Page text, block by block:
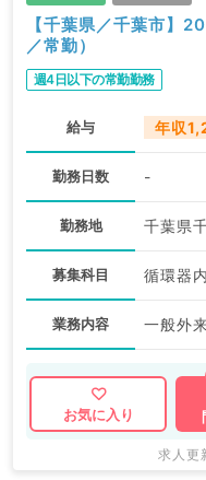
【千葉県／千葉市】
／常勤）
週4日以下の常勤勤務
給与 年収
勤務日数 -
勤務地 千葉県
募集科目
業務内容 一般外
お気に入り
求人